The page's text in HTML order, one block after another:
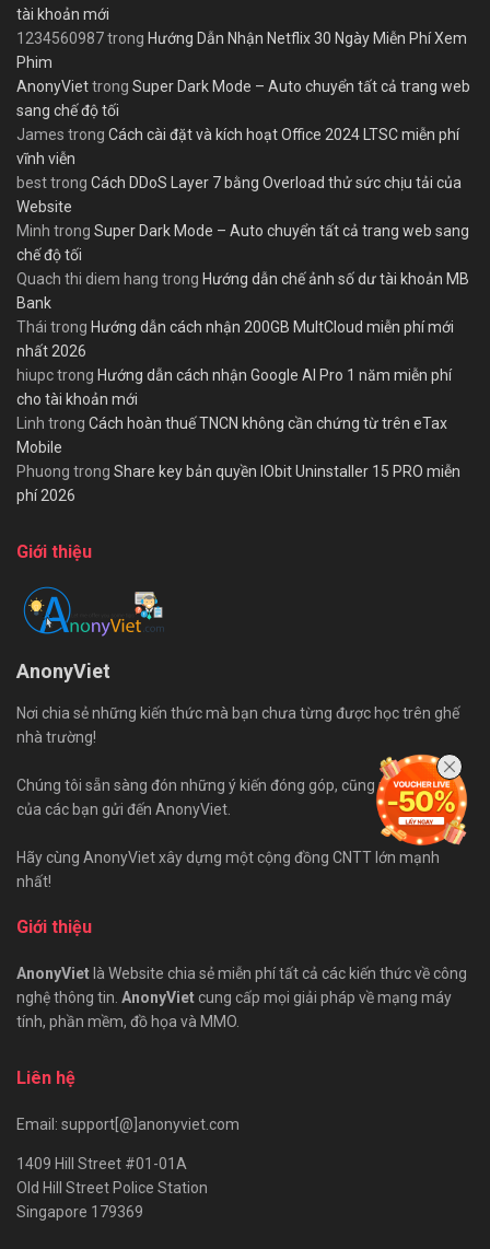
tài khoản mới
1234560987trong Hướng Dẫn Nhận Netflix 30 Ngày Miễn Phí Xem
Phim
AnonyViettrong Super Dark Mode – Auto chuyển tất cả trang web
sang chế độ tối
James trong Cách cài đặt và kích hoạt Office 2024 LTSC miễn phí
vĩnh viễn
besttrong Cách DDoS Layer 7 bằng Overload thử sức chịu tải của
Website
Minh trong Super Dark Mode – Auto chuyển tất cả trang web sang
chế độ tối
Quach thi diem hang trong Hướng dẫn chế ảnh số dư tài khoản MB
Bank
Thái trong Hướng dẫn cách nhận 200GB MultCloud miễn phí mới
nhất 2026
hiupctrong Hướng dẫn cách nhận Google AI Pro 1 năm miễn phí
cho tài khoản mới
Linh trong Cách hoàn thuế TNCN không cần chứng từ trên eTax
Mobile
Phuong trong Share key bản quyền IObit Uninstaller 15 PRO miễn
phí 2026
Giới thiệu
AnonyViet
Nơi chia sẻ những kiến thức mà bạn chưa từng được học trên ghế
nhà trường!
Chúng tôi sẵn sàng đón những ý kiến đóng góp, cũng như bài viết
của các bạn gửi đến AnonyViet.
Hãy cùng AnonyViet xây dựng một cộng đồng CNTT lớn mạnh
nhất!
Giới thiệu
AnonyVietlà Website chia sẻ miễn phí tất cả các kiến thức về công
nghệ thông tin. AnonyViet cung cấp mọi giải pháp về mạng máy
tính, phần mềm, đồ họa và MMO.
Liên hệ
Email: support[@]anonyviet.com
1409 Hill Street #01-01A
Old Hill Street Police Station
Singapore 179369